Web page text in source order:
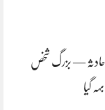
حادثہ — بزرگ شخص
گیا